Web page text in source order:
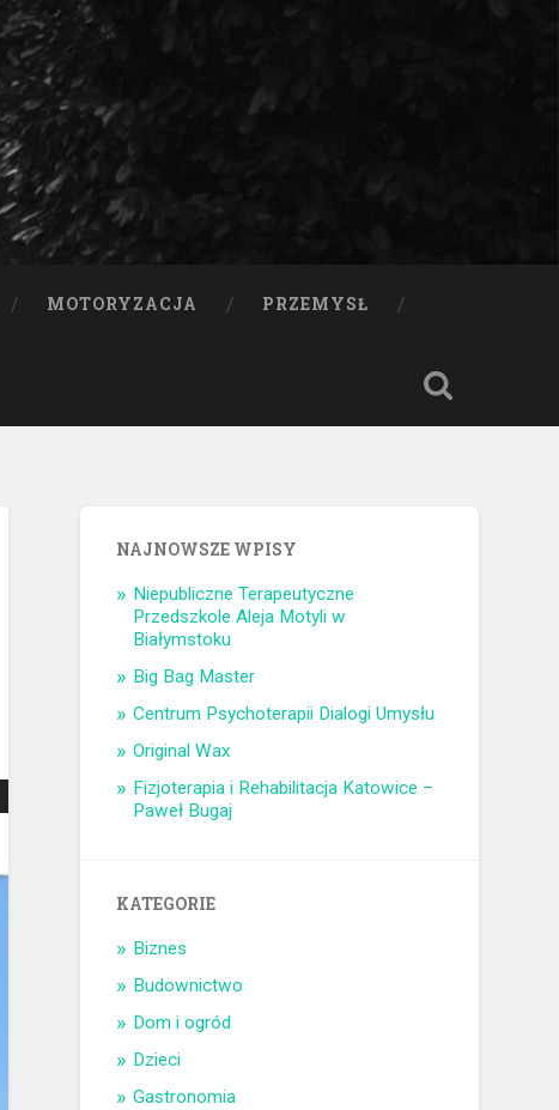
MOTORYZACJA PRZEMYSŁ
NAJNOWSZE WPISY
Niepubliczne Terapeutyczne
Przedszkole Aleja Motyli w
Białymstoku
Big Bag Master
Centrum Psychoterapii Dialogi Umysłu
Original Wax
Fizjoterapia i Rehabilitacja Katowice –
Paweł Bugaj
KATEGORIE
Biznes
Budownictwo
Dom i ogród
Dzieci
Gastronomia